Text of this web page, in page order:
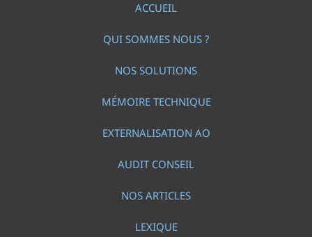
ACCUEIL
QUI SOMMES NOUS ?
NOS SOLUTIONS
MÉMOIRE TECHNIQUE
EXTERNALISATION AO
AUDIT CONSEIL
NOS ARTICLES
LEXIQUE